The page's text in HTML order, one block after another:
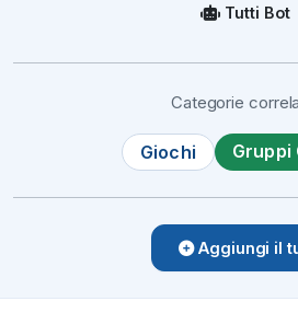
Tutti Bot
Categorie
Giochi Gruppi
Aggiungi il